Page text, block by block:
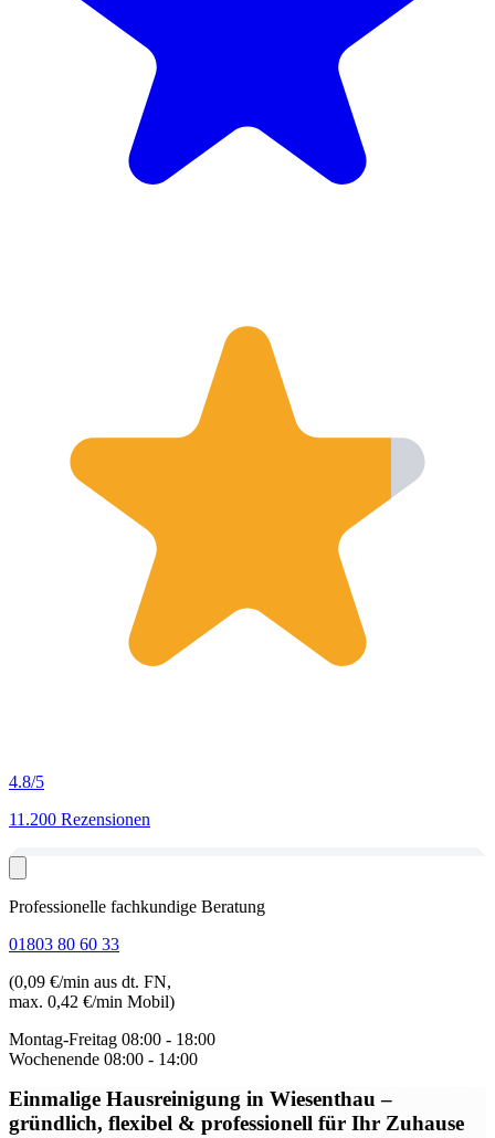
4.8/5
11.200 Rezensionen
Professionelle fachkundige Beratung
01803 80 60 33
(0,09 €/min aus dt. FN,
max. 0,42 €/min Mobil)
Montag-Freitag 08:00 - 18:00
Wochenende 08:00 - 14:00
Einmalige Hausreinigung in Wiesenthau–
gründlich, flexibel & professionell für Ihr Zuhause